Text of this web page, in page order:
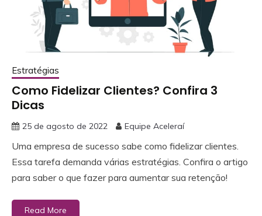
Estratégias
Como Fidelizar Clientes? Confira 3
Dicas
25 de agosto de 2022 Equipe Aceleraí
Uma empresa de sucesso sabe como fidelizar clientes.
Essa tarefa demanda várias estratégias. Confira o artigo
para saber o que fazer para aumentar sua retenção!
Read More